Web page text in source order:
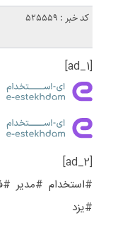
کد خبر : 525559
[ad_1]
[ad_2]
#استخدام #مدیر
#یزد